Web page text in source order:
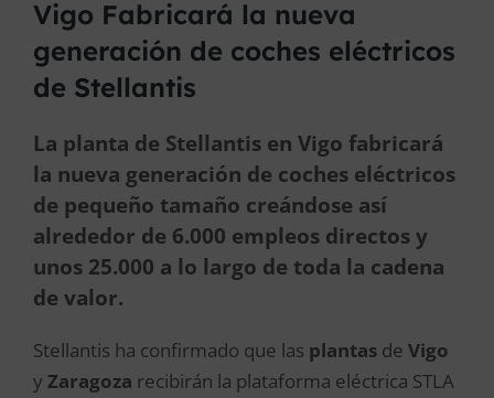
Vigo Fabricará la nueva
generación de coches eléctricos
de Stellantis
La planta de Stellantis en Vigo fabricará
la nueva generación de coches eléctricos
de pequeño tamaño creándose así
alrededor de 6.000 empleos directos y
unos 25.000 a lo largo de toda la cadena
de valor.
Stellantis ha confirmado que las plantas de Vigo
y Zaragoza recibirán la plataforma eléctrica STLA